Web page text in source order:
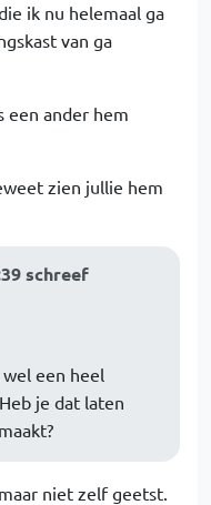
ik nu helemaal ga
van ga
een ander hem
zien jullie hem
schreef
een heel
je dat laten
niet zelf geetst.